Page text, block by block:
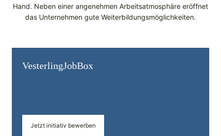
Hand. Neben einer angenehmen Arbeitsatmosphäre eröffnet
das Unternehmen gute Weiterbildungsmöglichkeiten.
Vesterling­JobBox
Jetzt initiativ bewerben